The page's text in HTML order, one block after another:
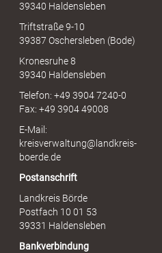
39340 Haldensleben
Triftstraße 9-10
39387 Oschersleben (Bode)
Kronesruhe 8
39340 Haldensleben
Telefon: +49 3904 7240-0
Fax: +49 3904 49008
E-Mail:
kreisverwaltung@landkreis-
boerde.de
Postanschrift
Landkreis Börde
Postfach 10 01 53
39331 Haldensleben
Bankverbindung